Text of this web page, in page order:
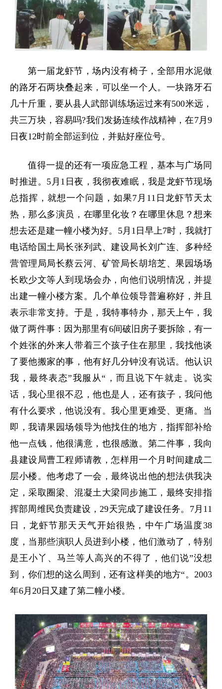
第一届龙虾节，场内没有椅子，全部用水泥做
的路牙石两块叠起来，可以坐一个人。一块路牙石
几十斤重，要从县人武部训练场运过来有500米远，
共三万块，容易吗?我们发扬连续作战精神，在7月9
日夜12时前全部运到位，并贴好座位号。
值得一提的还有一项应急工程，基本与广场同
时推进。5月1日夜，我彻夜难眠，我是龙虾节现场
总指挥，就想一个问题，如果7月11日龙虾节天太
热，那么多演员，在哪里化妆？在哪里休息？想来
想去还是建一幢小楼为好。5月1日早上7时，我就打
电话给国土局长张列武、建设局长刘广连、多种经
营管理局局长蔡云河、矿管局长胡培芝、果园场场
长欧少文等人到现场会办，向他们说明情况，并提
出建一幢小楼方案。几个单位领导普遍称好，并且
表示非常支持。于是，我特事特办，那天上午，我
做了两件事：因为那里有6间破旧房子要拆除，有一
个姓张的外来人带着三个孩子住在那里，我找他谈
了要他搬家的事，他有好几分钟没有说话。他认识
我，最终表态”我服从“，而且说下午就走。说实
话，我心里很不忍，他也是人，还有孩子，我问他
有什么要求，他说没有。我心里更难受、更痛。当
即，我请果园场领导为他找住的地方，指挥部补给
他一点钱，他很满意，也很感激。第二件事，我向
县建设局曹工程师请教，怎样用一个月时间建成二
层小楼。他考虑了一会，最终说出他的想法供我决
定，采取圈梁、混凝土大梁同步施工，最终安排指
挥部周维民负责建设，29天完成了建设任务。7月11
日，龙虾节那天天气开始很热，中午广场温度38
度，当那些演职人员进到小楼，他们激动了，特别
是王小丫、马兰等人高兴的不得了，他们说”没想
到，你们想的这么周到，还有这样美的地方“。2003
年6月20日又建了第二幢小楼。